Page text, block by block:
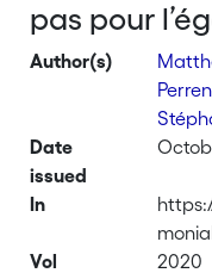
pas pour
Author(s)
Date
issued
In
Vol
2020